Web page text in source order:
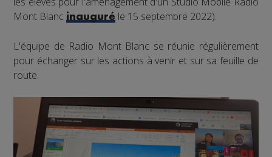
Mont Blancinauguré le 15 septembre 2022).
L'équipe de Radio Mont Blanc se réunie régulièrement
pour échanger sur les actions à venir et sur sa feuille de
route.